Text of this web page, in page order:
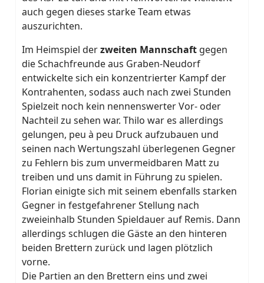
auch gegen dieses starke Team etwas
auszurichten.
Im Heimspiel derzweiten Mannschaft gegen
die Schachfreunde aus Graben-Neudorf
entwickelte sich ein konzentrierter Kampf der
Kontrahenten, sodass auch nach zwei Stunden
Spielzeit noch kein nennenswerter Vor- oder
Nachteil zu sehen war. Thilo war es allerdings
gelungen, peu à peu Druck aufzubauen und
seinen nach Wertungszahl überlegenen Gegner
zu Fehlern bis zum unvermeidbaren Matt zu
treiben und uns damit in Führung zu spielen.
Florian einigte sich mit seinem ebenfalls starken
Gegner in festgefahrener Stellung nach
zweieinhalb Stunden Spieldauer auf Remis. Dann
allerdings schlugen die Gäste an den hinteren
beiden Brettern zurück und lagen plötzlich
vorne.
Die Partien an den Brettern eins und zwei